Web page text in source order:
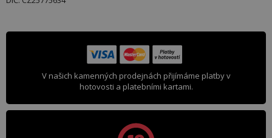
V našich kamenných prodejnách přijímáme platby v
hotovosti a platebními kartami.